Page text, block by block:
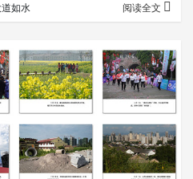
道如水 阅读全文